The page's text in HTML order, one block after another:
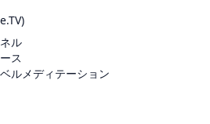
)
ル
ス
ルメディテーション